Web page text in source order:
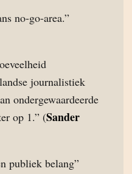
no-go-area.”
journalistiek
ondergewaardeerde
op 1.” (Sander
publiek belang”